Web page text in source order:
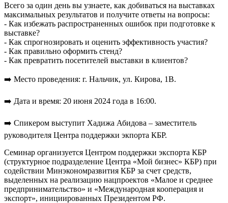
Всего за один день вы узнаете, как добиваться на выставках
максимальных результатов и получите ответы на вопросы:
- Как избежать распространенных ошибок при подготовке к
выставке?
- Как спрогнозировать и оценить эффективность участия?
- Как правильно оформить стенд?
- Как превратить посетителей выставки в клиентов?
➡️ Место проведения: г. Нальчик, ул. Кирова, 1В.
➡️ Дата и время: 20 июня 2024 года в 16:00.
➡️ Спикером выступит Хадижа Абидова – заместитель
руководителя Центра поддержки экпорта КБР.
Семинар организуется Центром поддержки экспорта КБР
(структурное подразделение Центра «Мой бизнес» КБР) при
содействии Минэкономразвития КБР за счет средств,
выделенных на реализацию нацпроектов «Малое и среднее
предпринимательство» и «Международная кооперация и
экспорт», инициированных Президентом РФ.